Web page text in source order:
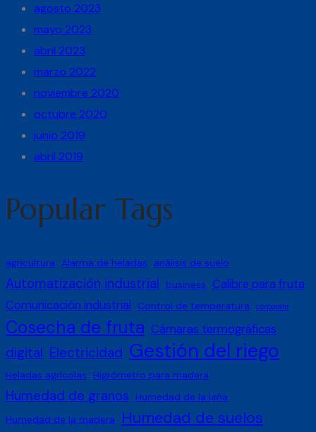
agosto 2023
mayo 2023
abril 2023
marzo 2022
noviembre 2020
octubre 2020
junio 2019
abril 2019
Popular Tags
agricultura Alarma de heladas análisis de suelo
Automatización industrial business Calibre para fruta
Comunicación industrial
Control de temperatura corporate
Cosecha de fruta Cámaras termográficas
digital Electricidad Gestión del riego
Heladas agrícolas Higrómetro para madera
Humedad de granos
Humedad de la leña
Humedad de la madera
Humedad de suelos